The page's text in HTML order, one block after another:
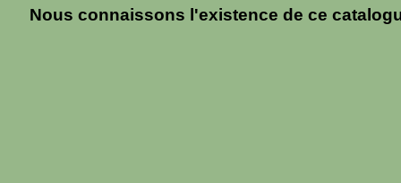
Nous connaissons l'existence de ce